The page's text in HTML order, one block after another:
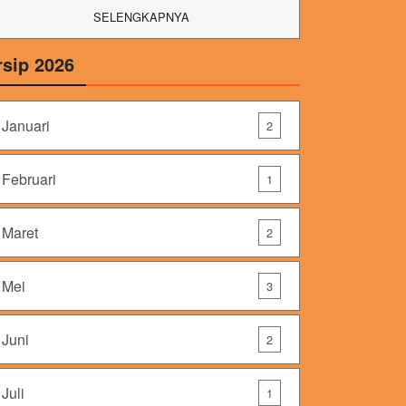
SELENGKAPNYA
2026
Januari 2
Februari 1
Maret 2
Mei 3
Juni 2
Juli 1